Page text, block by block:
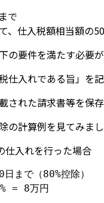
で
、仕入税額相当額の
の要件を満たす必要
仕入れである旨」を
された請求書等を保
の計算例を見てみま
仕入れを行った場合
まで（80%控除）
= 8万円